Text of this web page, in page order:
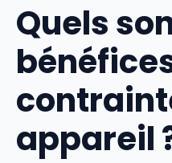
Quels
appareil